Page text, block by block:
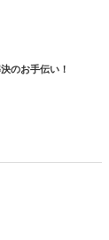
のお手伝い！